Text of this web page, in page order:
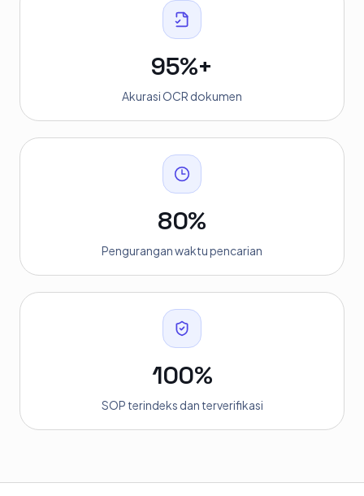
95%+
Akurasi OCR dokumen
80%
Pengurangan waktu pencarian
100%
SOP terindeks dan terverifikasi